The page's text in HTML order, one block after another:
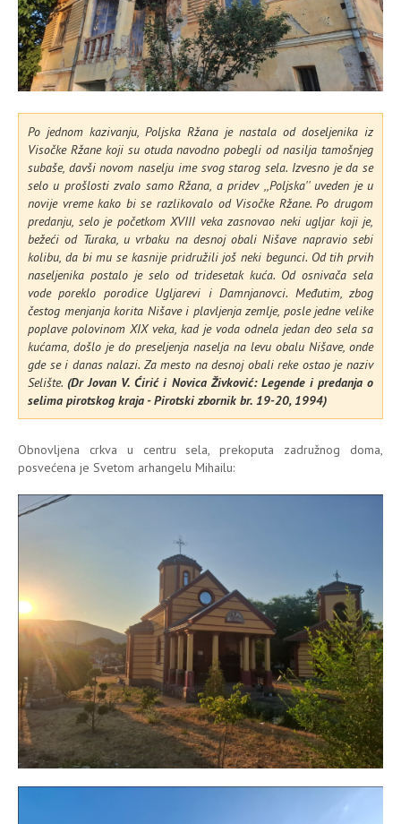
Po jednom kazivanju, Poljska Ržana je nastala od doseljenika iz
Visočke Ržane koji su otuda navodno pobegli od nasilja tamošnjeg
subaše, davši novom naselju ime svog starog sela. Izvesno je da se
selo u prošlosti zvalo samo Ržana, a pridev ,,Poljska'' uveden je u
novije vreme kako bi se razlikovalo od Visočke Ržane. Po drugom
predanju, selo je početkom XVIII veka zasnovao neki ugljar koji je,
bežeći od Turaka, u vrbaku na desnoj obali Nišave napravio sebi
kolibu, da bi mu se kasnije pridružili još neki begunci. Od tih prvih
naseljenika postalo je selo od tridesetak kuća. Od osnivača sela
vode poreklo porodice Ugljarevi i Damnjanovci. Međutim, zbog
čestog menjanja korita Nišave i plavljenja zemlje, posle jedne velike
poplave polovinom XIX veka, kad je voda odnela jedan deo sela sa
kućama, došlo je do preseljenja naselja na levu obalu Nišave, onde
gde se i danas nalazi. Za mesto na desnoj obali reke ostao je naziv
Selište. (Dr Jovan V. Ćirić i Novica Živković: Legende i predanja o
selima pirotskog kraja -Pirotski zbornik br. 19-20, 1994)
Obnovljena crkva u centru sela, prekoputa zadružnog doma,
posvećena je Svetom arhangelu Mihailu: